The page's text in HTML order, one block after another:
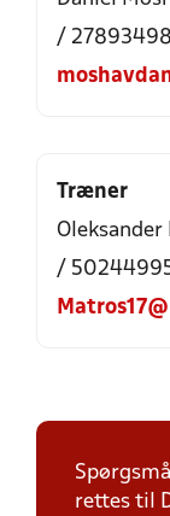
/ 27893498
Træner
Oleksander
/
rettes til